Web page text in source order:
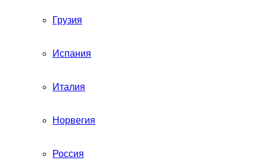
Грузия
Испания
Италия
Норвегия
Россия